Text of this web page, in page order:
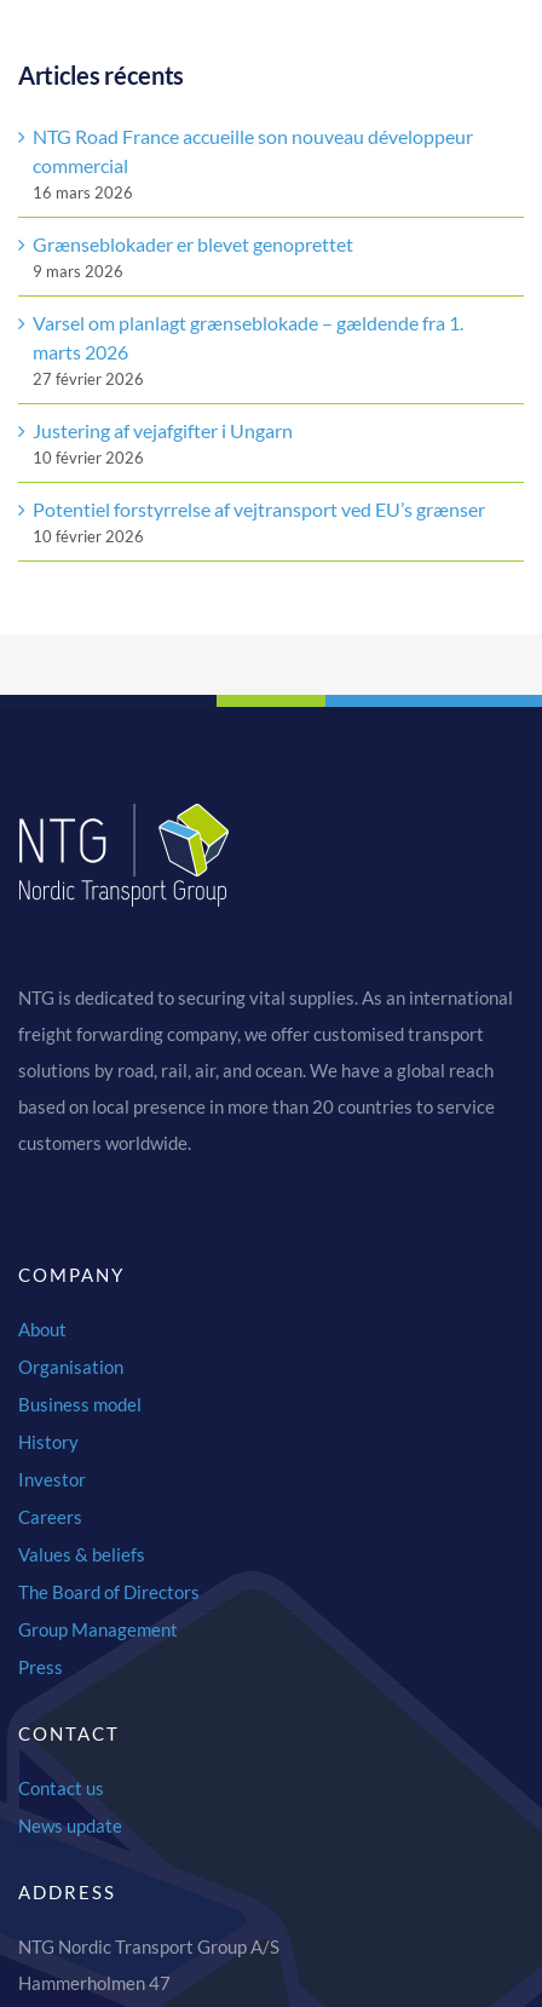
Articles récents
NTG Road France accueille son nouveau développeur
commercial
16 mars 2026
Grænseblokader er blevet genoprettet
9 mars 2026
Varsel om planlagt grænseblokade – gældende fra 1.
marts 2026
27 février 2026
Justering af vejafgifter i Ungarn
10 février 2026
Potentiel forstyrrelse af vejtransport ved EU’s grænser
10 février 2026
NTG is dedicated to securing vital supplies. As an international
freight forwarding company, we offer customised transport
solutions by road, rail, air, and ocean. We have a global reach
based on local presence in more than 20 countries to service
customers worldwide.
COMPANY
About
Organisation
Business model
History
Investor
Careers
Values & beliefs
The Board of Directors
Group Management
Press
CONTACT
Contact us
News update
ADDRESS
NTG Nordic Transport Group A/S
Hammerholmen 47